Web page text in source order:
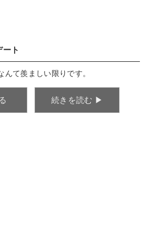
ト
て羨ましい限りです。
続きを読む ▶︎